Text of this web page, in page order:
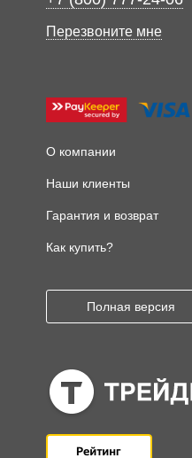
Перезвоните мне
О компании
Наши клиенты
Гарантия и возврат
Как купить?
Полная версия